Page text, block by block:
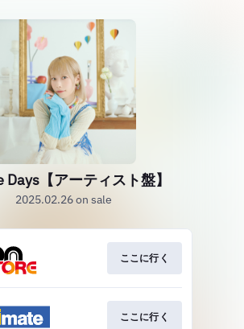
Days【アーティスト盤】
2025.02.26 on sale
ここに行く
ここに行く